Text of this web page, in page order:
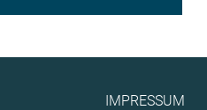
IMPRESSUM